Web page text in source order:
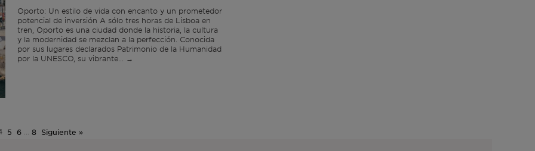
Oporto: Un estilo de vida con encanto y un prometedor
potencial de inversión A sólo tres horas de Lisboa en
tren, Oporto es una ciudad donde la historia, la cultura
y la modernidad se mezclan a la perfección. Conocida
por sus lugares declarados Patrimonio de la Humanidad
por la UNESCO, su vibrante... →
5 6 8 Siguiente »